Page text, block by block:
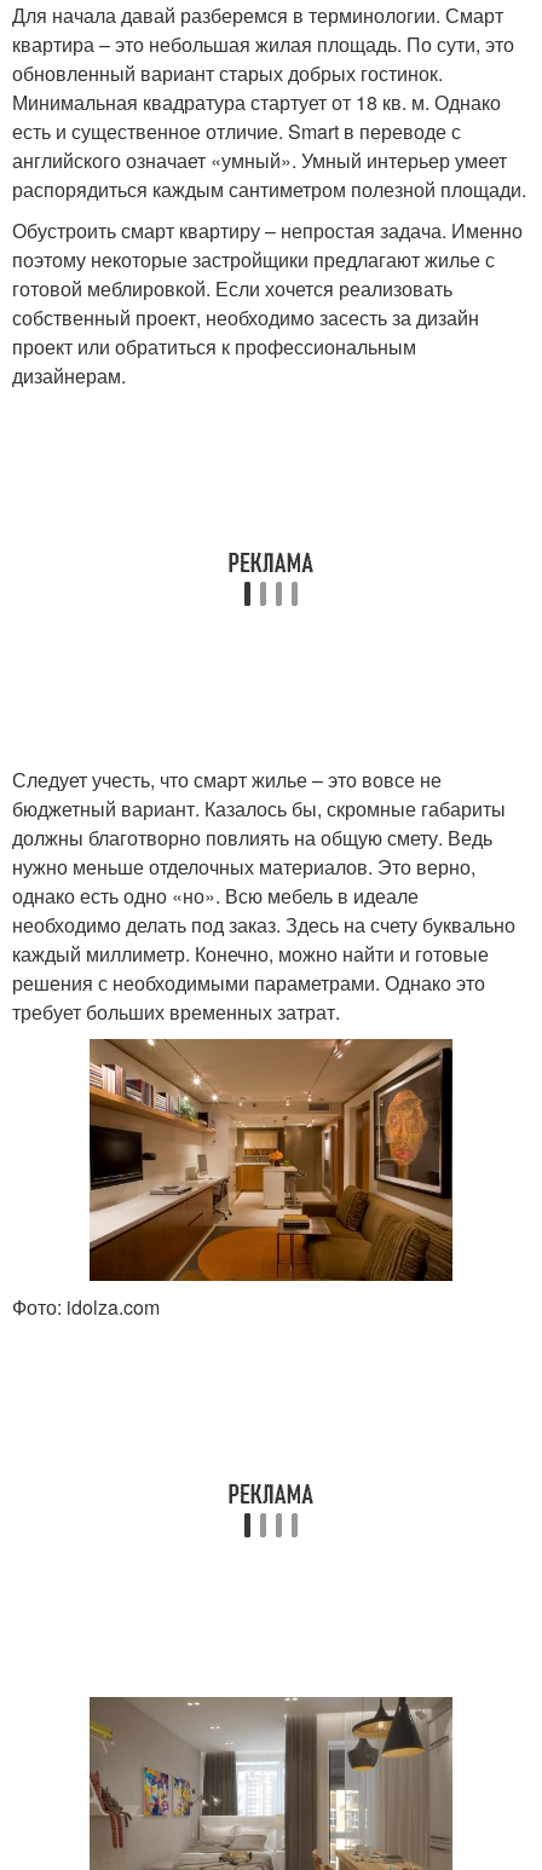
Для начала давай разберемся в терминологии. Смарт
квартира – это небольшая жилая площадь. По сути, это
обновленный вариант старых добрых гостинок.
Минимальная квадратура стартует от 18 кв. м. Однако
есть и существенное отличие. Smart в переводе с
английского означает «умный». Умный интерьер умеет
распорядиться каждым сантиметром полезной площади.
Обустроить смарт квартиру – непростая задача. Именно
поэтому некоторые застройщики предлагают жилье с
готовой меблировкой. Если хочется реализовать
собственный проект, необходимо засесть за дизайн
проект или обратиться к профессиональным
дизайнерам.
Следует учесть, что смарт жилье – это вовсе не
бюджетный вариант. Казалось бы, скромные габариты
должны благотворно повлиять на общую смету. Ведь
нужно меньше отделочных материалов. Это верно,
однако есть одно «но». Всю мебель в идеале
необходимо делать под заказ. Здесь на счету буквально
каждый миллиметр. Конечно, можно найти и готовые
решения с необходимыми параметрами. Однако это
требует больших временных затрат.
Фото: idolza.com